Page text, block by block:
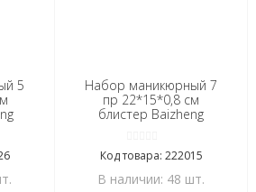
5
Набор маникюрный 7
пр 22*15*0,8 см
блистер Baizheng
Код товара: 222015
В наличии: 48 шт.